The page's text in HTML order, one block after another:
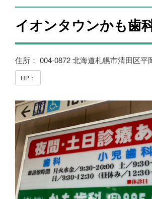
イオンタウンかも歯
住所： 004-0872 北海道札幌市清田区平
HP：